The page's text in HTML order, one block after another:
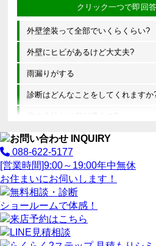
外壁塗装って全部でいくらくらい?
外壁にヒビがあるけど大丈夫?
雨漏りがする
診断はどんなことをしてくれますか
他の会社とは何が違うの?
088-622-5177
[営業時間]9:00～19:00年中無休
お住まいにお伺いします！
ショールームで体感！